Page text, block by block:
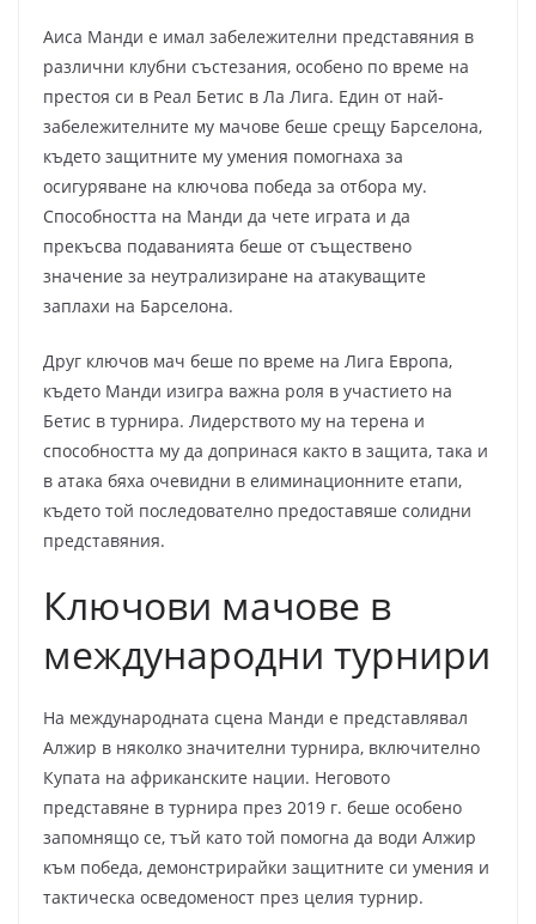
Аиса Манди е имал забележителни представяния в
различни клубни състезания, особено по време на
престоя си в Реал Бетис в Ла Лига. Един от най-
забележителните му мачове беше срещу Барселона,
където защитните му умения помогнаха за
осигуряване на ключова победа за отбора му.
Способността на Манди да чете играта и да
прекъсва подаванията беше от съществено
значение за неутрализиране на атакуващите
заплахи на Барселона.
Друг ключов мач беше по време на Лига Европа,
където Манди изигра важна роля в участието на
Бетис в турнира. Лидерството му на терена и
способността му да допринася както в защита, така и
в атака бяха очевидни в елиминационните етапи,
където той последователно предоставяше солидни
представяния.
Ключови мачове в
международни турнири
На международната сцена Манди е представлявал
Алжир в няколко значителни турнира, включително
Купата на африканските нации. Неговото
представяне в турнира през 2019 г. беше особено
запомнящо се, тъй като той помогна да води Алжир
към победа, демонстрирайки защитните си умения и
тактическа осведоменост през целия турнир.